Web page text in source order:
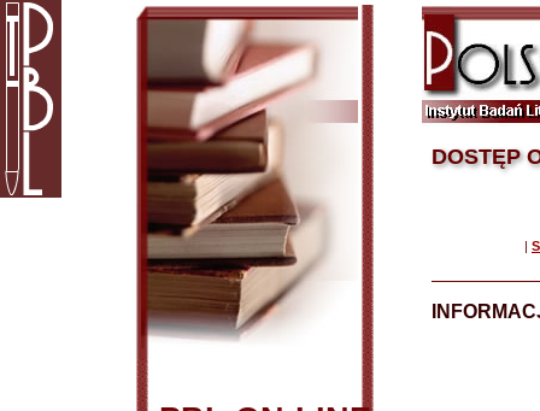
DOSTĘP
|